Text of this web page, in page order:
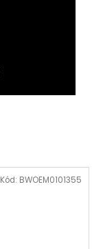
Kód: BWOEM0101355